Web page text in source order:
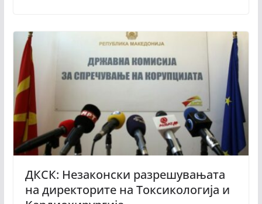
ДКСК: Незаконски разрешувањата
на директорите на Токсикологија и